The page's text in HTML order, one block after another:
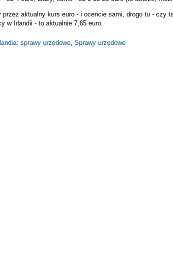
aktualny kurs euro - i ocencie sami, drogo tu - czy
w Irlandii - to aktualnie 7,65 euro.
sprawy urzędowe Sprawy urzędowe